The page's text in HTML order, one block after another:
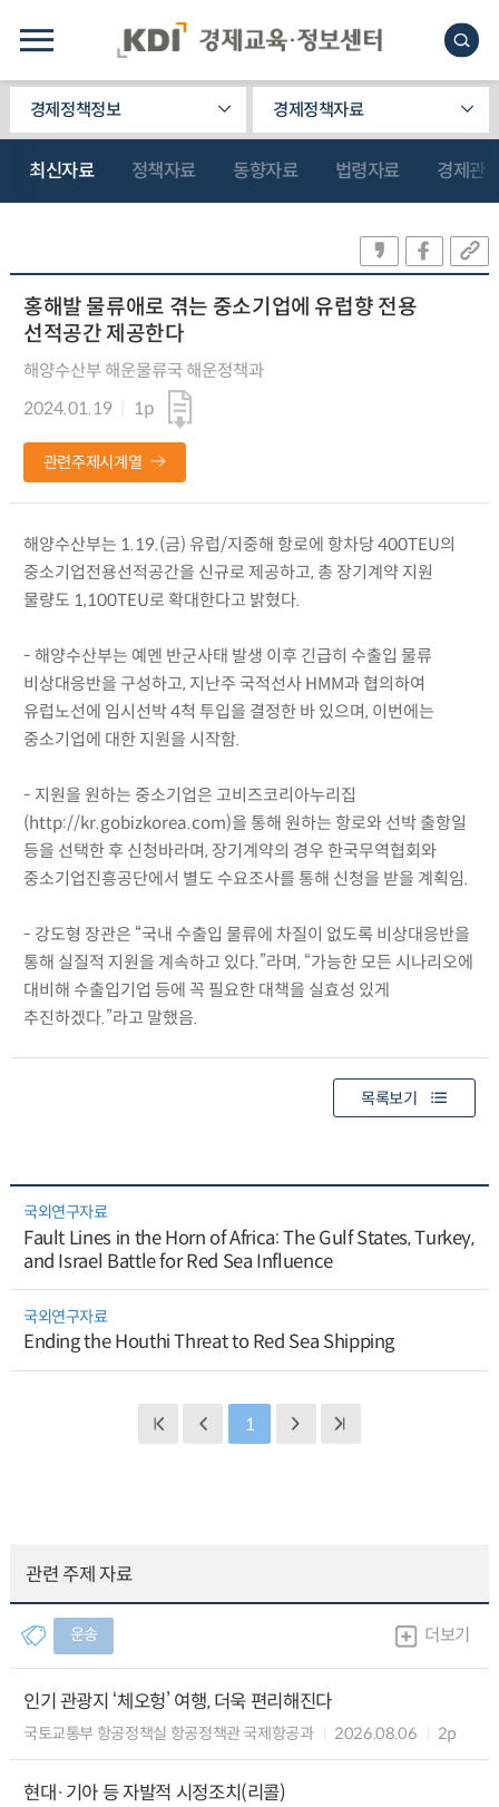
경제정책정보 경제정책자료
최신자료 정책자료 동향자료 법령자료 경제관
홍해발 물류애로 겪는 중소기업에 유럽향 전용
선적공간 제공한다
해양수산부 해운물류국 해운정책과
2024.01.19
1p
관련주제시계열
해양수산부는 1.19.(금) 유럽/지중해 항로에 항차당 400TEU의
중소기업전용선적공간을 신규로 제공하고, 총 장기계약 지원
물량도 1,100TEU로 확대한다고 밝혔다.
- 해양수산부는 예멘 반군사태 발생 이후 긴급히 수출입 물류
비상대응반을 구성하고, 지난주 국적선사 HMM과 협의하여
유럽노선에 임시선박 4척 투입을 결정한 바 있으며, 이번에는
중소기업에 대한 지원을 시작함.
- 지원을 원하는 중소기업은 고비즈코리아누리집
(http://kr.gobizkorea.com)을 통해 원하는 항로와 선박 출항일
등을 선택한 후 신청바라며, 장기계약의 경우 한국무역협회와
중소기업진흥공단에서 별도 수요조사를 통해 신청을 받을 계획임.
- 강도형 장관은 “국내 수출입 물류에 차질이 없도록 비상대응반을
통해 실질적 지원을 계속하고 있다.”라며, “가능한 모든 시나리오에
대비해 수출입기업 등에 꼭 필요한 대책을 실효성 있게
추진하겠다.”라고 말했음.
목록보기
국외연구자료
Fault Lines in the Horn of Africa: The Gulf States, Turkey,
and Israel Battle for Red Sea Influence
국외연구자료
Ending the Houthi Threat to Red Sea Shipping
1
관련 주제 자료
운송 더보기
인기 관광지 ‘체오헝’ 여행, 더욱 편리해진다
국토교통부 항공정책실 항공정책관 국제항공과 2026.08.06 2p
현대·기아 등 자발적 시정조치(리콜)